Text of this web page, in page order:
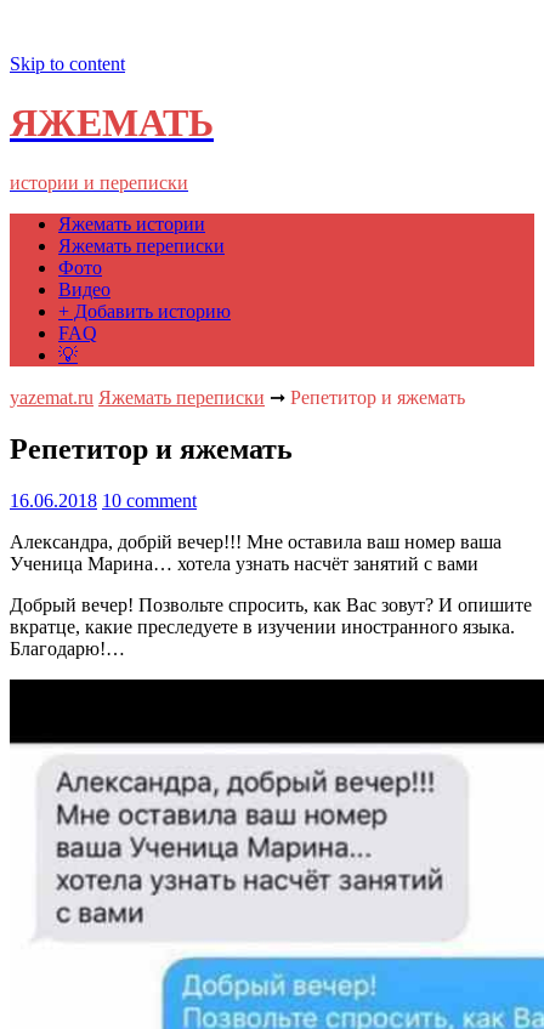
Skip to content
ЯЖЕМАТЬ
истории и переписки
Яжемать истории
Яжемать переписки
Фото
Видео
+ Добавить историю
FAQ
💡
yazemat.ru Яжемать переписки ➞ Репетитор и яжемать
Репетитор и яжемать
16.06.2018 10 comment
Александра, добрій вечер!!! Мне оставила ваш номер ваша
Ученица Марина… хотела узнать насчёт занятий с вами
Добрый вечер! Позвольте спросить, как Вас зовут? И опишите
вкратце, какие преследуете в изучении иностранного языка.
Благодарю!…